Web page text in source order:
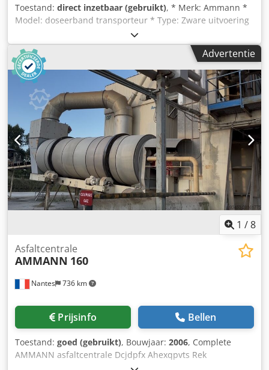
Toestand: direct inzetbaar (gebruikt), * Merk: Ammann *
Model: doseerband transporteur * Type: Zware uitvoering
* A-A lengte: 3100 mm Dcedpfx Aheywm Ehs Rok *
Bandbreedte: 1200 mm * Aandrijving: 15 kW tandwielkast
* Op voorraad: 2 stuks.
Advertentie
1 /8
Nantes 736 km
Asfaltcentrale
AMMANN 160
Prijsinfo Bellen
Toestand: goed (gebruikt), Bouwjaar: 2006, Complete
AMMANN asfaltcentrale Dcjdpfx Ahexqpvts Rek
Droogtrommel met brander: 2006 Filter: 2014 ERMIIS